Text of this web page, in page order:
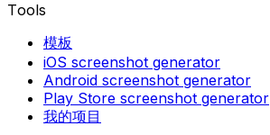
Tools
模板
iOS screenshot generator
Android screenshot generator
Play Store screenshot generator
我的项目